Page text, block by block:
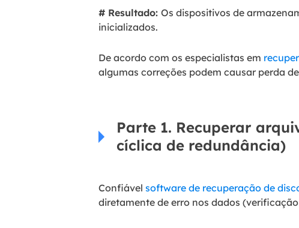
# Resultado: Os dispositivos de
inicializados.
De acordo com os especialistas em
algumas correções podem causar perda
Parte 1. Recuperar
cíclica de redundância)
Confiável software de recuperação de
diretamente de erro nos dados